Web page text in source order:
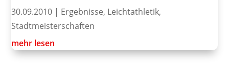
30.09.2010 | Ergebnisse, Leichtathletik,
Stadtmeisterschaften
mehr lesen